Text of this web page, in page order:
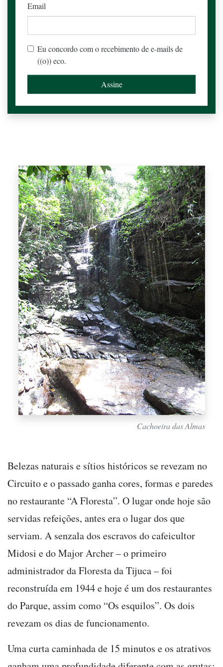
Email
Eu concordo com o recebimento de e-mails de
((o)) eco.
Cachoeira das Almas
Belezas naturais e sítios históricos se revezam no
Circuito e o passado ganha cores, formas e paredes
no restaurante “A Floresta”. O lugar onde hoje são
servidas refeições, antes era o lugar dos que
serviam. A senzala dos escravos do cafeicultor
Midosi e do Major Archer – o primeiro
administrador da Floresta da Tijuca – foi
reconstruída em 1944 e hoje é um dos restaurantes
do Parque, assim como “Os esquilos”. Os dois
revezam os dias de funcionamento.
Uma curta caminhada de 15 minutos e os atrativos